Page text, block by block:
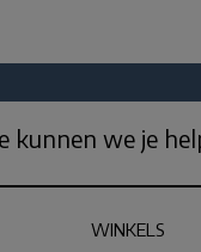
kunnen we je
WINKELS